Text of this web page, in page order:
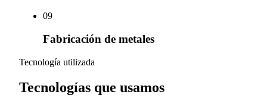
09
Fabricación de metales
Tecnología utilizada
Tecnologías que usamos